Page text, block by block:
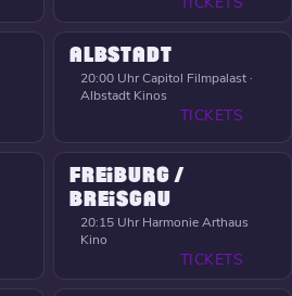
ALBSTADT
20:00 UhrCapitol Filmpalast ·
Albstadt Kinos
TICKETS
FREIBURG /
BREISGAU
20:15 Uhr Harmonie Arthaus
Kino
TICKETS